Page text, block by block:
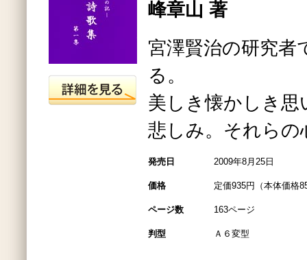
峰章山 著
宮澤賢治の研究者
る。
美しき懐かしき
悲しみ。それらの
発売日 2009年8月25日
価格 定価935円（本体価格
ページ数 163ページ
判型 Ａ６変型